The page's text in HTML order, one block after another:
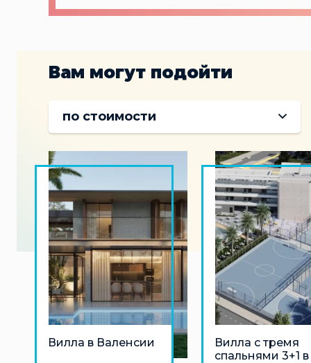
Вам могут подойти
по стоимости
Вилла в Валенсии
Вилла с тремя
спальнями 3+1 в